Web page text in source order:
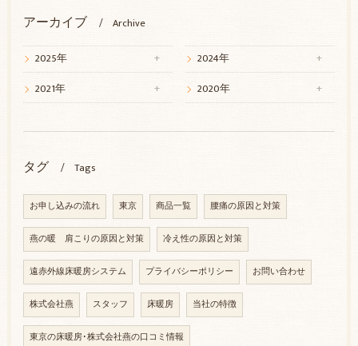
アーカイブ Archive
2025年
2024年
2021年
2020年
タグ Tags
お申し込みの流れ 東京 商品一覧 腰痛の原因と対策
燕の暖 肩こりの原因と対策 冷え性の原因と対策
遠赤外線床暖房システム プライバシーポリシー お問い合わせ
株式会社燕 スタッフ 床暖房 当社の特徴
東京の床暖房･株式会社燕の口コミ情報